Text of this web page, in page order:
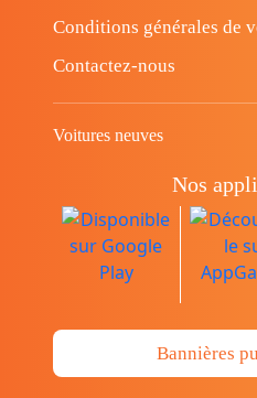
Conditions générales de
Contactez-nous
Voitures neuves
Nos
Bannières